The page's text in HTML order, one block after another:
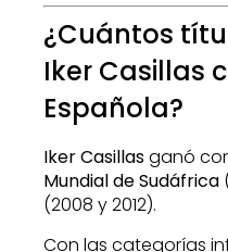
¿Cuántos
Iker Casillas
Española?
Iker Casillasganó
Mundial de Sudáfrica
(2008 y 2012).
Con las categorías